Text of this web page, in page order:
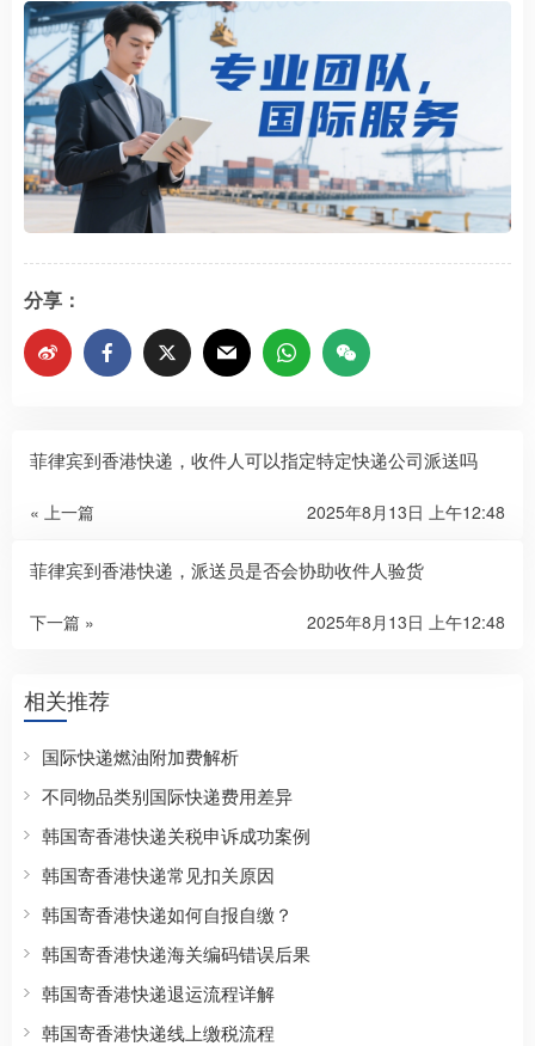
分享：
菲律宾到香港快递，收件人可以指定特定快递公司派送吗
« 上一篇 2025年8月13日 上午12:48
菲律宾到香港快递，派送员是否会协助收件人验货
下一篇 » 2025年8月13日 上午12:48
相关推荐
国际快递燃油附加费解析
不同物品类别国际快递费用差异
韩国寄香港快递关税申诉成功案例
韩国寄香港快递常见扣关原因
韩国寄香港快递如何自报自缴？
韩国寄香港快递海关编码错误后果
韩国寄香港快递退运流程详解
韩国寄香港快递线上缴税流程